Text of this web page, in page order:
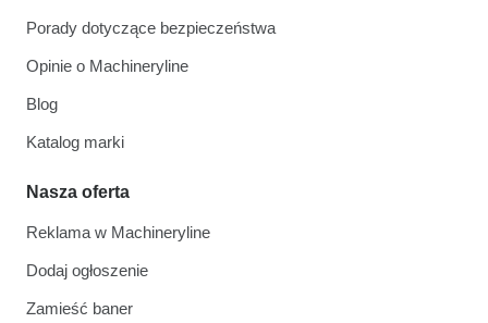
Porady dotyczące bezpieczeństwa
Opinie o Machineryline
Blog
Katalog marki
Nasza oferta
Reklama w Machineryline
Dodaj ogłoszenie
Zamieść baner